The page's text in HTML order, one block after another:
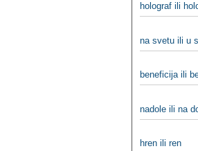
holograf ili
na svetu ili u
beneficija ili
nadole ili na
hren ili ren